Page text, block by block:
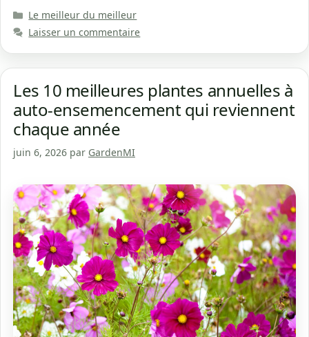
Catégories
Le meilleur du meilleur
Laisser un commentaire
Les 10 meilleures plantes annuelles à
auto-ensemencement qui reviennent
chaque année
juin 6, 2026 par GardenMI